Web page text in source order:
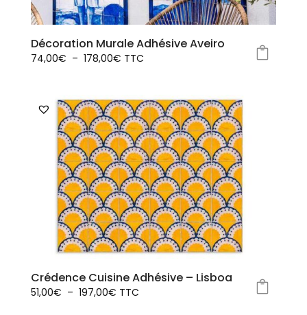
Décoration Murale Adhésive Aveiro
74,00€ – 178,00€Plage
74,00€
à
178,00€
TTC
plusieurs
variations.
options
peuvent
choisies
du
produit
Crédence Cuisine Adhésive – Lisboa
51,00€ – 197,00€Plage
TTC